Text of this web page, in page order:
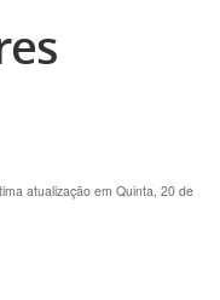
atualização em Quinta, 20 de